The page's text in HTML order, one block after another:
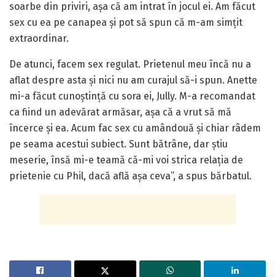
soarbe din priviri, așa că am intrat în jocul ei. Am făcut
sex cu ea pe canapea și pot să spun că m-am simțit
extraordinar.
De atunci, facem sex regulat. Prietenul meu încă nu a
aflat despre asta și nici nu am curajul să-i spun. Anette
mi-a făcut cunoștință cu sora ei, Jully. M-a recomandat
ca fiind un adevărat armăsar, așa că a vrut să mă
încerce și ea. Acum fac sex cu amândouă și chiar râdem
pe seama acestui subiect. Sunt bătrâne, dar știu
meserie, însă mi-e teamă că-mi voi strica relația de
prietenie cu Phil, dacă află așa ceva”, a spus bărbatul.